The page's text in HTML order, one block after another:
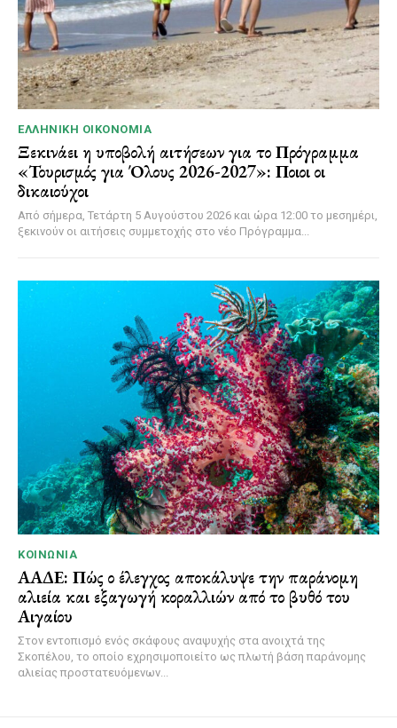
ΕΛΛΗΝΙΚΉ ΟΙΚΟΝΟΜΊΑ
Ξεκινάει η υποβολή αιτήσεων για το Πρόγραμμα
«Τουρισμός για Όλους 2026-2027»: Ποιοι οι
δικαιούχοι
Από σήμερα, Τετάρτη 5 Αυγούστου 2026 και ώρα 12:00 το μεσημέρι,
ξεκινούν οι αιτήσεις συμμετοχής στο νέο Πρόγραμμα...
ΚΟΙΝΩΝΊΑ
ΑΑΔΕ: Πώς ο έλεγχος αποκάλυψε την παράνομη
αλιεία και εξαγωγή κοραλλιών από το βυθό του
Αιγαίου
Στον εντοπισμό ενός σκάφους αναψυχής στα ανοιχτά της
Σκοπέλου, το οποίο εχρησιμοποιείτο ως πλωτή βάση παράνομης
αλιείας προστατευόμενων...